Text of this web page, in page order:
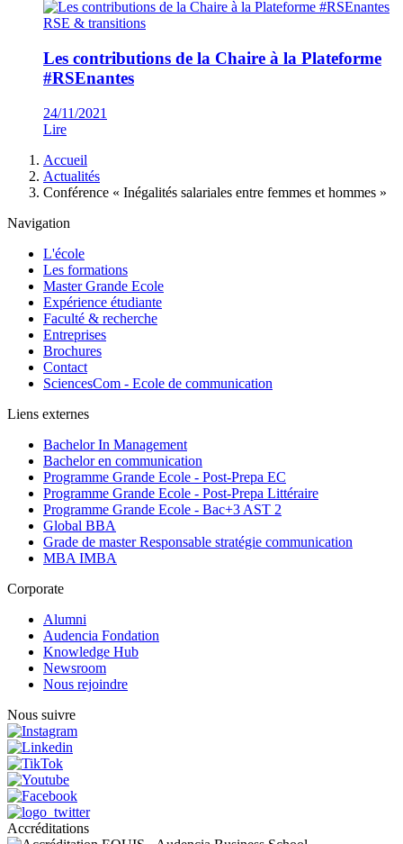
RSE & transitions
Les contributions de la Chaire à la Plateforme
#RSEnantes
24/11/2021
Lire
d'Ariane
Accueil
Actualités
Conférence « Inégalités salariales entre femmes et hommes »
Navigation
L'école
Les formations
Master Grande Ecole
Expérience étudiante
Faculté & recherche
Entreprises
Brochures
Contact
SciencesCom - Ecole de communication
Liens externes
Bachelor In Management
Bachelor en communication
Programme Grande Ecole - Post-Prepa EC
Programme Grande Ecole - Post-Prepa Littéraire
Programme Grande Ecole - Bac+3 AST 2
Global BBA
Grade de master Responsable stratégie communication
MBA IMBA
Corporate
Alumni
Audencia Fondation
Knowledge Hub
Newsroom
Nous rejoindre
Nous suivre
Accréditations